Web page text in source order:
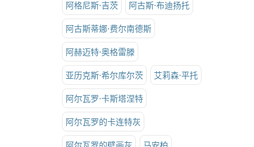
阿格尼斯·吉茨 阿古斯·布迪扬托
阿古斯蒂娜·费尔南德斯
阿赫迈特·奥格雷滕
亚历克斯·希尔库尔茨 艾莉森·平托
阿尔瓦罗·卡斯塔涅特
阿尔瓦罗的卡连特灰
阿尔瓦罗的壁画灰 马安柏